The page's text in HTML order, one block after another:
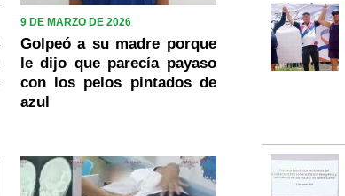
9 DE MARZO DE 2026
Golpeó a su madre porque
le dijo que parecía payaso
con los pelos pintados de
azul